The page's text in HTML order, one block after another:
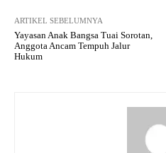
ARTIKEL SEBELUMNYA
Yayasan Anak Bangsa Tuai Sorotan,
Anggota Ancam Tempuh Jalur
Hukum